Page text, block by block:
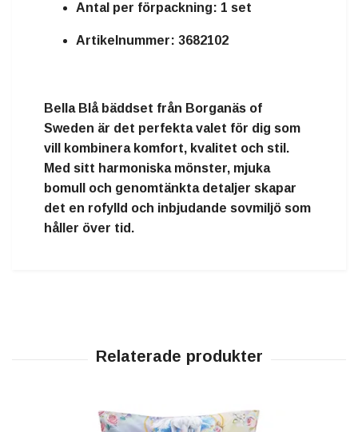
Antal per förpackning: 1 set
Artikelnummer: 3682102
Bella Blå bäddset från Borganäs of
Sweden är det perfekta valet för dig som
vill kombinera komfort, kvalitet och stil.
Med sitt harmoniska mönster, mjuka
bomull och genomtänkta detaljer skapar
det en rofylld och inbjudande sovmiljö som
håller över tid.